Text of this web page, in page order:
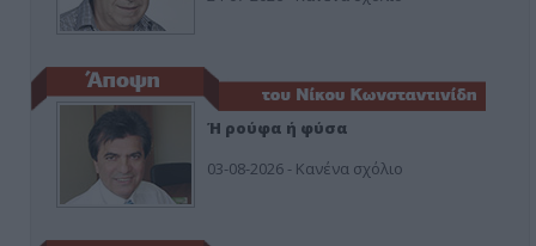
Ή ρούφα ή φύσα
03-08-2026 - Κανένα σχόλιο